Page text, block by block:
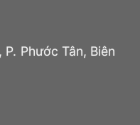
Phước Tân, Biên